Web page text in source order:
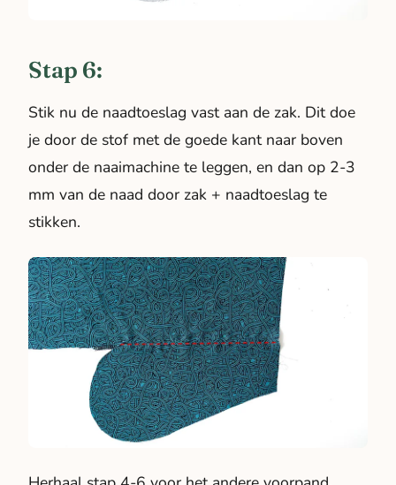
Stap 6:
Stik nu de naadtoeslag vast aan de zak. Dit doe
je door de stof met de goede kant naar boven
onder de naaimachine te leggen, en dan op 2-3
mm van de naad door zak + naadtoeslag te
stikken.